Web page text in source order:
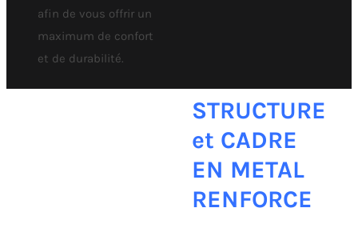
afin de vous offrir un
maximum de confort
et de durabilité.
STRUCTURE
et CADRE
EN METAL
RENFORCE